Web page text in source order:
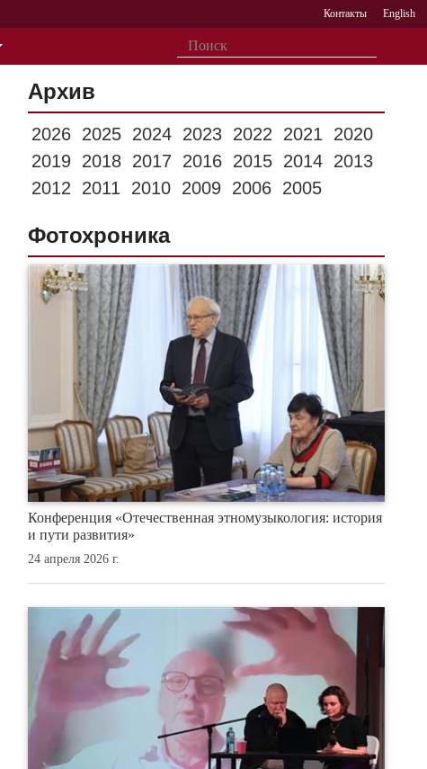
Контакты English
Архив
2026 2025 2024 2023 2022 2021
2020
2019 2018 2017 2016 2015 2014 2013
2012
2011 2010 2009 2006 2005
Фотохроника
Конференция «Отечественная этномузыкология: история
и пути развития»
24 апреля 2026 г.